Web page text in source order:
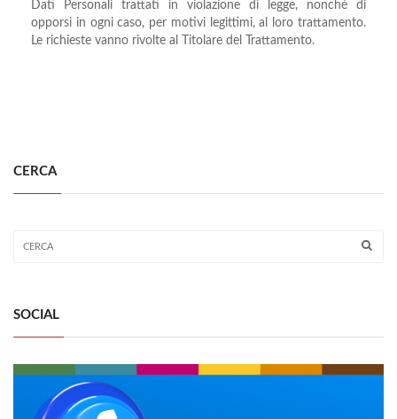
Dati Personali trattati in violazione di legge, nonché di
opporsi in ogni caso, per motivi legittimi, al loro trattamento.
Le richieste vanno rivolte al Titolare del Trattamento.
CERCA
SOCIAL